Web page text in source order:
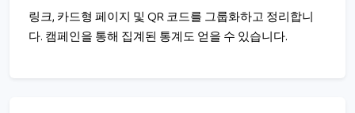
링크, 카드형 페이지 및 QR 코드를 그룹화하고 정리합니
다. 캠페인을 통해 집계된 통계도 얻을 수 있습니다.